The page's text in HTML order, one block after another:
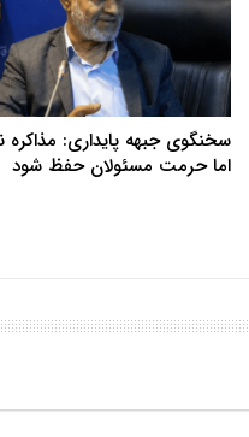
سخنگوی جبهه پایداری: مذاکره
اما حرمت مسئولان حفظ شود